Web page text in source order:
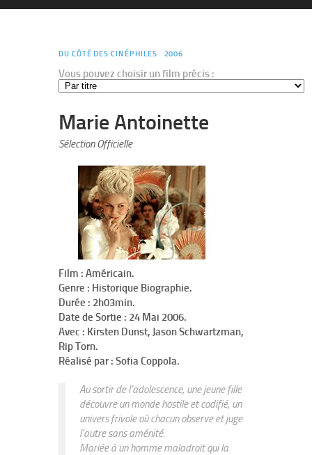
DU CÔTÉ DES CINÉPHILES 2006
Vous pouvez choisir un film précis :
Marie Antoinette
Sélection Officielle
Film : Américain.
Genre : Historique Biographie.
Durée : 2h03min.
Date de Sortie : 24 Mai 2006.
Avec : Kirsten Dunst, Jason Schwartzman,
Rip Torn.
Réalisé par : Sofia Coppola.
Au sortir de l’adolescence, une jeune fille
découvre un monde hostile et codifié, un
univers frivole où chacun observe et juge
l’autre sans aménité.
Mariée à un homme maladroit qui la